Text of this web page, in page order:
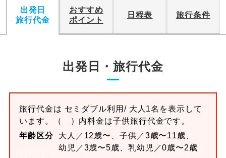
出発日
旅行代金
おすすめ
ポイント
日程表 旅行条件
出発日・旅行代金
旅行代金は セミダブル利用/ 大人1名を表示して
います。
（ ）内料金は子供旅行代金です。
年齢区分
大人／12歳〜、子供／3歳〜11歳、
幼児／3歳〜5歳、乳幼児／0歳〜2歳